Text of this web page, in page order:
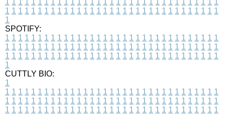
1 1 1 1 1 1 1 1 1 1 1 1 1 1 1 1 1 1 1 1 1 1 1 1 1 1 1 1 1 1 1 1 1
1
SPOTIFY:
1 1 1 1 1 1 1 1 1 1 1 1 1 1 1 1 1 1 1 1 1 1 1 1 1 1 1 1 1 1 1 1 1
1 1 1 1 1 1 1 1 1 1 1 1 1 1 1 1 1 1 1 1 1 1 1 1 1 1 1 1 1 1 1 1 1
1 1 1 1 1 1 1 1 1 1 1 1 1 1 1 1 1 1 1 1 1 1 1 1 1 1 1 1 1 1 1 1 1
1
CUTTLY BIO:
1
1 1 1 1 1 1 1 1 1 1 1 1 1 1 1 1 1 1 1 1 1 1 1 1 1 1 1 1 1 1 1 1 1
1 1 1 1 1 1 1 1 1 1 1 1 1 1 1 1 1 1 1 1 1 1 1 1 1 1 1 1 1 1 1 1 1
1 1 1 1 1 1 1 1 1 1 1 1 1 1 1 1 1 1 1 1 1 1 1 1 1 1 1 1 1 1 1 1 1